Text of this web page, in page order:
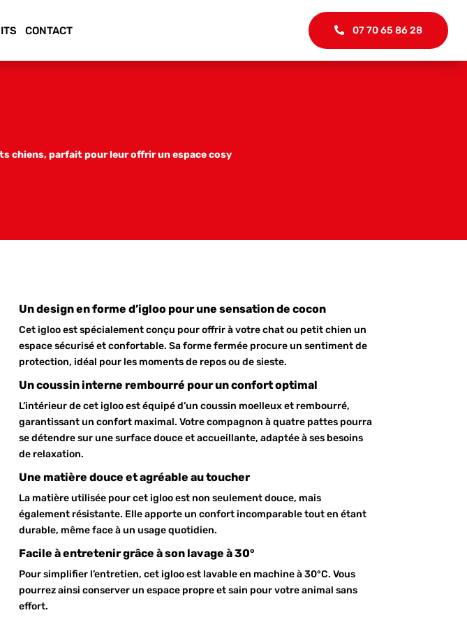
CONTACT 07 70 65 86 28
chiens, parfait pour leur offrir un espace cosy
Un design en forme d’igloo pour une sensation de cocon
Cet igloo est spécialement conçu pour offrir à votre chat ou petit chien un
espace sécurisé et confortable. Sa forme fermée procure un sentiment de
protection, idéal pour les moments de repos ou de sieste.
Un coussin interne rembourré pour un confort optimal
L’intérieur de cet igloo est équipé d’un coussin moelleux et rembourré,
garantissant un confort maximal. Votre compagnon à quatre pattes pourra
se détendre sur une surface douce et accueillante, adaptée à ses besoins
de relaxation.
Une matière douce et agréable au toucher
La matière utilisée pour cet igloo est non seulement douce, mais
également résistante. Elle apporte un confort incomparable tout en étant
durable, même face à un usage quotidien.
Facile à entretenir grâce à son lavage à 30°
Pour simplifier l’entretien, cet igloo est lavable en machine à 30°C. Vous
pourrez ainsi conserver un espace propre et sain pour votre animal sans
effort.